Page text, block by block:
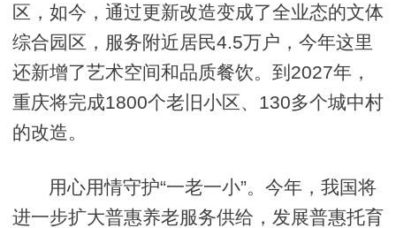
区，如今，通过更新改造变成了全业态的文体
综合园区，服务附近居民4.5万户，今年这里
还新增了艺术空间和品质餐饮。到2027年，
重庆将完成1800个老旧小区、130多个城中村
的改造。
用心用情守护“一老一小”。今年，我国将
进一步扩大普惠养老服务供给，发展普惠托育